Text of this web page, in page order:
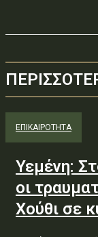
ΕΠΙΚΑΙΡΟΤΗΤΑ
Υεμένη:
οι
Χούθι σε